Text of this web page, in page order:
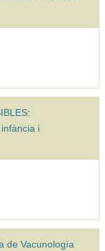
i
de Vacunología